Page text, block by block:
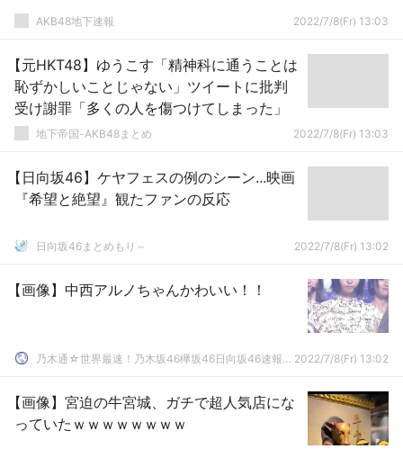
AKB48地下速報 2022/7/8(Fr) 13:03
【元HKT48】ゆうこす「精神科に通うことは
恥ずかしいことじゃない」ツイートに批判
受け謝罪「多くの人を傷つけてしまった」
地下帝国-AKB48まとめ 2022/7/8(Fr) 13:03
【日向坂46】ケヤフェスの例のシーン...映画
『希望と絶望』観たファンの反応
日向坂46まとめもり～ 2022/7/8(Fr) 13:02
【画像】中西アルノちゃんかわいい！！
乃木通☆世界最速！乃木坂46欅坂46日向坂46速報まとめ 2022/7/8(Fr) 13:02
【画像】宮迫の牛宮城、ガチで超人気店にな
っていたｗｗｗｗｗｗｗｗ